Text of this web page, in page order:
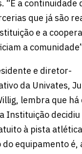
“É a continuidade
que já são
e a
a
e diretor-
da Univates,
lembra que há
Instituição
à pista
equipamento é,